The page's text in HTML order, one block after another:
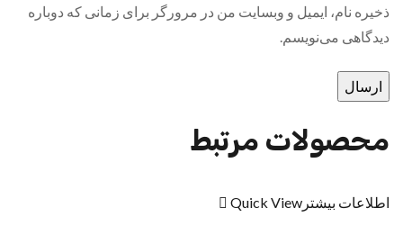
ذخیره نام، ایمیل و وبسایت من در مرورگر برای زمانی که دوباره
دیدگاهی می‌نویسم.
محصولات مرتبط
اطلاعات بیشتر Quick View